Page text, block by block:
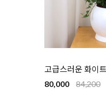
고급스러운 화이
80,000
84,200